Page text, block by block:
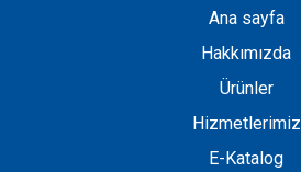
Ana sayfa
Hakkımızda
Ürünler
Hizmetlerimiz
E-Katalog